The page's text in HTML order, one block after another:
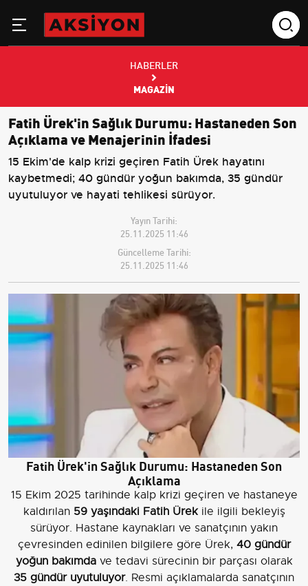
HABERLER
MAGAZIN
Fatih Ürek'in Sağlık Durumu: Hastaneden Son
Açıklama ve Menajerinin İfadesi
15 Ekim'de kalp krizi geçiren Fatih Ürek hayatını
kaybetmedi; 40 gündür yoğun bakımda, 35 gündür
uyutuluyor ve hayati tehlikesi sürüyor.
Yayın Tarihi:
25.11.2025 11:46
Güncelleme Tarihi:
25.11.2025 11:46
Fatih Ürek'in Sağlık Durumu: Hastaneden Son
Açıklama
15 Ekim 2025 tarihinde kalp krizi geçiren ve hastaneye
kaldırılan 59 yaşındaki Fatih Ürekile ilgili bekleyiş
sürüyor. Hastane kaynakları ve sanatçının yakın
çevresinden edinilen bilgilere göre Ürek, 40 gündür
yoğun bakımdave tedavi sürecinin bir parçası olarak
35 gündür uyutuluyor. Resmi açıklamalarda sanatçının